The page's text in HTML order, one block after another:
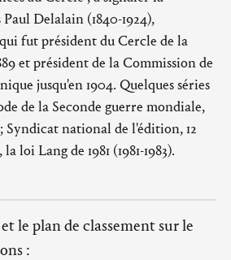
Delalain (1840-1924),
fut président du Cercle de la
et président de la Commission de
jusqu'en 1904. Quelques séries
de la Seconde guerre mondiale,
; Syndicat national de l'édition, 12
loi Lang de 1981 (1981-1983).
le plan de classement sur le
: